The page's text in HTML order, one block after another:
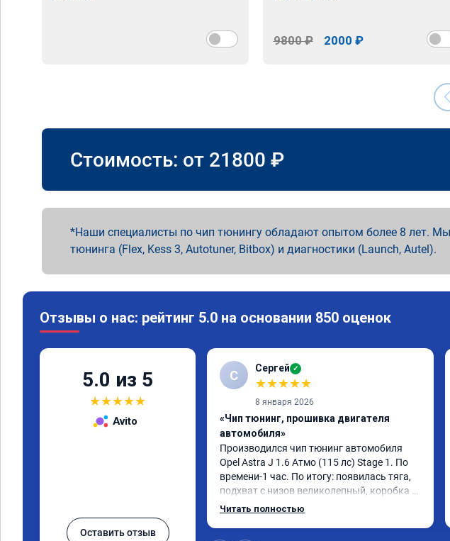
9800 ₽ 2000 ₽
Стоимость: от 21800 ₽
Наши специалисты по чип тюнингу обладают опытом более 8 лет.
тюнинга (Flex, Kess 3, Autotuner, Bitbox) и диагностики (Launch, Autel).
Отзывы о нас: рейтинг 5.0 на основании 850 оценок
5.0 из 5
★★★★★
Avito
Оставить отзыв
С Сергей ✓
★★★★★
8 января 2026
«Чип тюнинг, прошивка двигателя
автомобиля»
Производился чип тюнинг автомобиля
Opel Astra J 1.6 Атмо (115 лс) Stage 1. По
времени-1 час. По итогу: появилась тяга,
подхват с низов великолепный, коробка
стала работать плавнее. На трассе
Читать полностью